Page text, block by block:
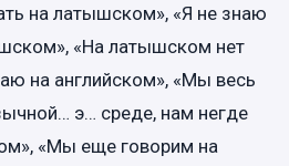
на латышском», «Я не знаю
«На латышском нет
на английском», «Мы весь
э… среде, нам негде
«Мы еще говорим на